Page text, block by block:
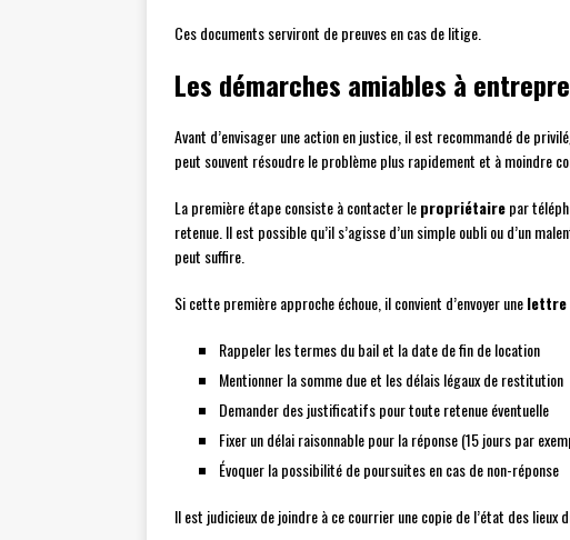
Ces documents serviront de preuves en cas de litige.
Les démarches amiables à
Avant d’envisager une action en justice, il est recommandé de
peut souvent résoudre le problème plus rapidement et à moindre
La première étape consiste à contacter lepropriétairepar
retenue. Il est possible qu’il s’agisse d’un simple oubli ou d’un
peut suffire.
Si cette première approche échoue, il convient d’envoyer unelettre
Rappeler les termes du bail et la date de fin de location
Mentionner la somme due et les délais légaux de restitution
Demander des justificatifs pour toute retenue éventuelle
Fixer un délai raisonnable pour la réponse (15 jours par
Évoquer la possibilité de poursuites en cas de non-réponse
Il est judicieux de joindre à ce courrier une copie de l’état des lieux